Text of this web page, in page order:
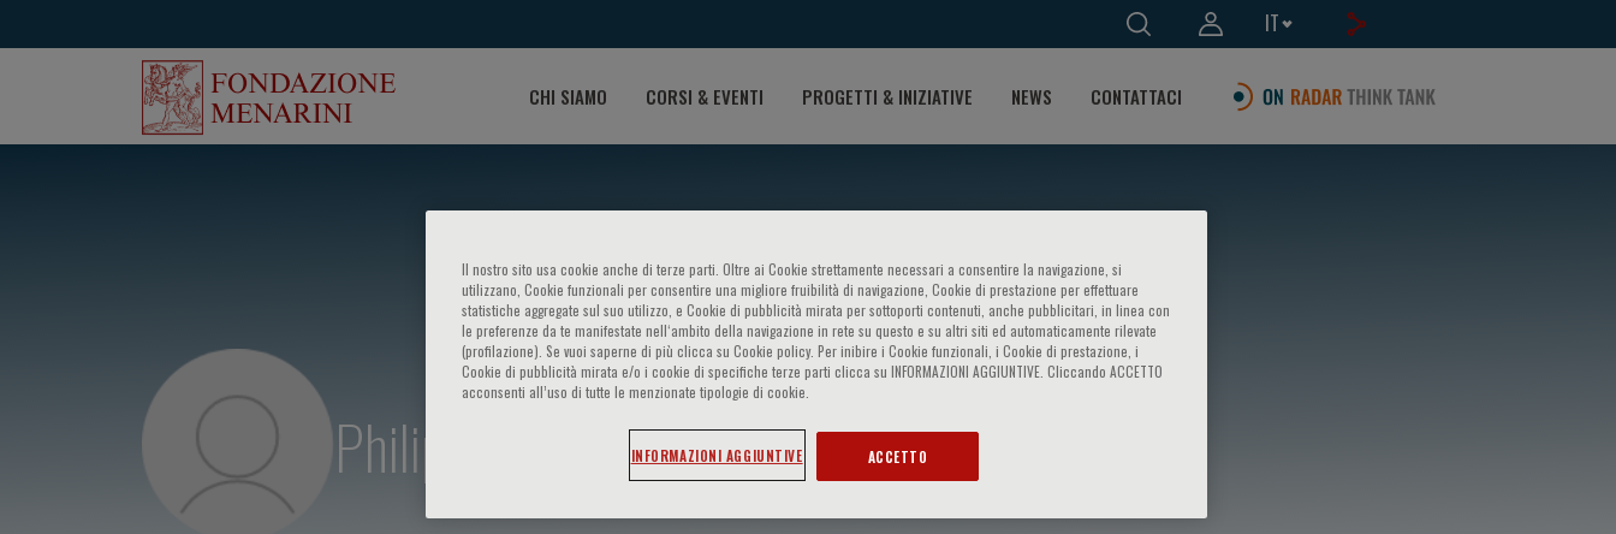
IT
CHI SIAMO CORSI & EVENTI PROGETTI & INIZIATIVE NEWS CONTATTACI
Philippe Gevaert
Il nostro sito usa cookie anche di terze parti. Oltre ai Cookie strettamente necessari a consentire la navigazione, si
utilizzano, Cookie funzionali per consentire una migliore fruibilità di navigazione, Cookie di prestazione per effettuare
statistiche aggregate sul suo utilizzo, e Cookie di pubblicità mirata per sottoporti contenuti, anche pubblicitari, in linea con
le preferenze da te manifestate nell‘ambito della navigazione in rete su questo e su altri siti ed automaticamente rilevate
(profilazione). Se vuoi saperne di più clicca su Cookie policy. Per inibire i Cookie funzionali, i Cookie di prestazione, i
Cookie di pubblicità mirata e/o i cookie di specifiche terze parti clicca su INFORMAZIONI AGGIUNTIVE. Cliccando ACCETTO
acconsenti all’uso di tutte le menzionate tipologie di cookie.
INFORMAZIONI AGGIUNTIVE ACCETTO